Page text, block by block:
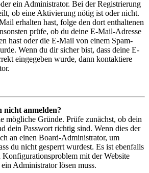
ein Administrator. Bei der Registrierung
ob eine Aktivierung nötig ist oder nicht.
erhalten hast, folge den dort enthaltenen
prüfe, ob du deine E-Mail-Adresse
hast oder die E-Mail von einem Spam-
Wenn du dir sicher bist, dass deine E-
eingegeben wurde, dann kontaktiere
nicht anmelden?
mögliche Gründe. Prüfe zunächst, ob dein
dein Passwort richtig sind. Wenn dies der
an einen Board-Administrator, um
du nicht gesperrt wurdest. Es ist ebenfalls
Konfigurationsproblem mit der Website
Administrator lösen muss.